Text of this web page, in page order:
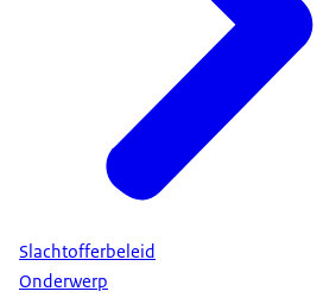
Slachtofferbeleid
Onderwerp